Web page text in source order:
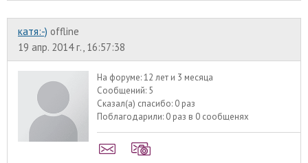
катя:-) offline
19 апр. 2014 г., 16:57:38
На форуме:12 лет и 3 месяца
Сообщений: 5
Сказал(а) спасибо: 0 раз
Поблагодарили: 0 раз в 0 сообщенях